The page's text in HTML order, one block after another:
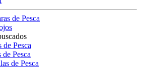
de Pesca
de Pesca
de Pesca
de Pesca